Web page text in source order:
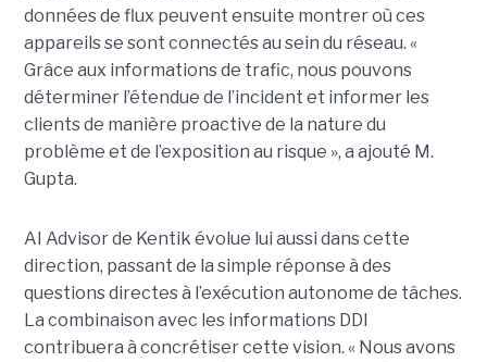
données de flux peuvent ensuite montrer où ces
appareils se sont connectés au sein du réseau. «
Grâce aux informations de trafic, nous pouvons
déterminer l’étendue de l’incident et informer les
clients de manière proactive de la nature du
problème et de l’exposition au risque », a ajouté M.
Gupta.
AI Advisor de Kentik évolue lui aussi dans cette
direction, passant de la simple réponse à des
questions directes à l’exécution autonome de tâches.
La combinaison avec les informations DDI
contribuera à concrétiser cette vision. « Nous avons